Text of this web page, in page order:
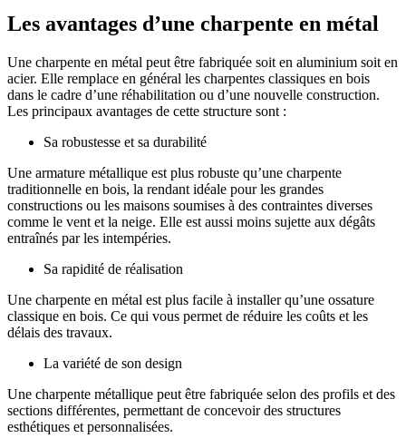
Les avantages d’une charpente en métal
Une charpente en métal peut être fabriquée soit en aluminium soit en
acier. Elle remplace en général les charpentes classiques en bois
dans le cadre d’une réhabilitation ou d’une nouvelle construction.
Les principaux avantages de cette structure sont :
Sa robustesse et sa durabilité
Une armature métallique est plus robuste qu’une charpente
traditionnelle en bois, la rendant idéale pour les grandes
constructions ou les maisons soumises à des contraintes diverses
comme le vent et la neige. Elle est aussi moins sujette aux dégâts
entraînés par les intempéries.
Sa rapidité de réalisation
Une charpente en métal est plus facile à installer qu’une ossature
classique en bois. Ce qui vous permet de réduire les coûts et les
délais des travaux.
La variété de son design
Une charpente métallique peut être fabriquée selon des profils et des
sections différentes, permettant de concevoir des structures
esthétiques et personnalisées.